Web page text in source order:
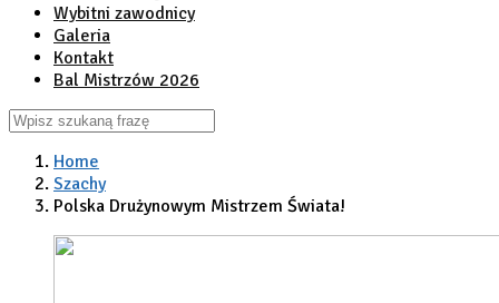
Wybitni zawodnicy
Galeria
Kontakt
Bal Mistrzów 2026
Home
Szachy
Polska Drużynowym Mistrzem Świata!